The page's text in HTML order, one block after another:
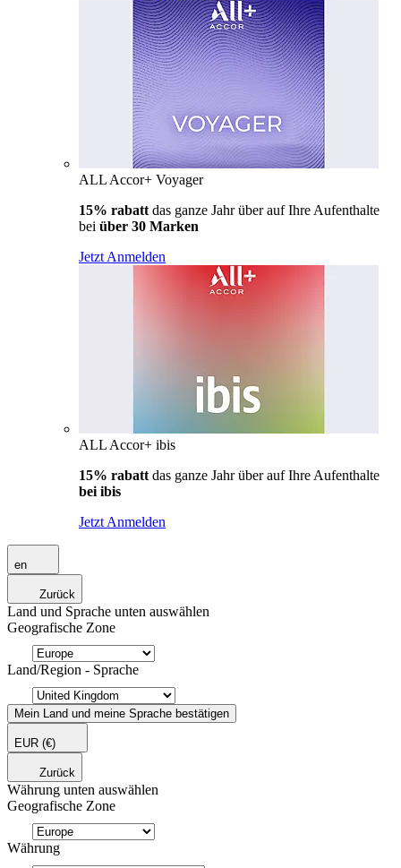
ALL Accor+ Voyager
15% rabatt das ganze Jahr über auf Ihre Aufenthalte
bei über 30 Marken
Jetzt Anmelden
ALL Accor+ ibis
15% rabatt das ganze Jahr über auf Ihre Aufenthalte
bei ibis
Jetzt Anmelden
en
Zurück
Land und Sprache unten auswählen
Geografische Zone
Land/Region - Sprache
Mein Land und meine Sprache bestätigen
EUR (€)
Zurück
Währung unten auswählen
Geografische Zone
Währung